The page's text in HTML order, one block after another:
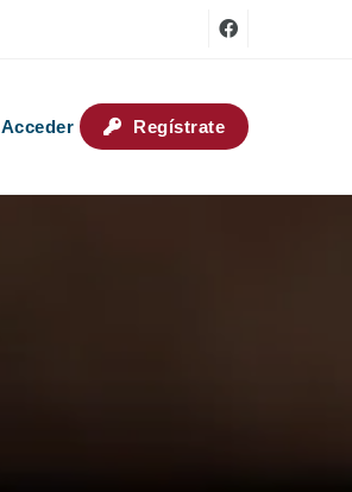
Acceder Regístrate